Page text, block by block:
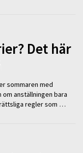
Det här
sommaren med
anställningen bara
regler som …